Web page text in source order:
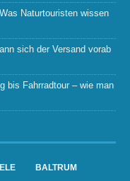
Naturtouristen wissen
sich der Versand vorab
bis Fahrradtour – wie man
BALTRUM